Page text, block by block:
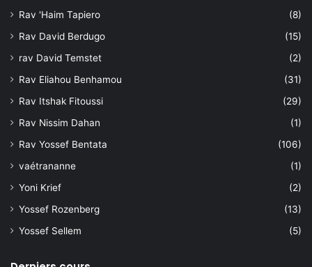
Rav 'Haim Tapiero
(8)
Rav David Berdugo
(15)
rav David Temstet
(2)
Rav Eliahou Benhamou
(31)
Rav Itshak Fitoussi
(29)
Rav Nissim Dahan
(1)
Rav Yossef Bentata
(106)
vaétrananne
(1)
Yoni Krief
(2)
Yossef Rozenberg
(13)
Yossef Sellem
(5)